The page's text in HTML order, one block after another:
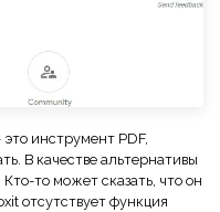
инструмент PDF,
В качестве альтернативы
то может сказать, что он
отсутствует функция